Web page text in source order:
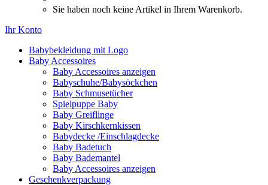
Sie haben noch keine Artikel in Ihrem Warenkorb.
Ihr Konto
Babybekleidung mit Logo
Baby Accessoires
Baby Accessoires anzeigen
Babyschuhe/Babysöckchen
Baby Schmusetücher
Spielpuppe Baby
Baby Greiflinge
Baby Kirschkernkissen
Babydecke /Einschlagdecke
Baby Badetuch
Baby Bademantel
Baby Accessoires anzeigen
Geschenkverpackung